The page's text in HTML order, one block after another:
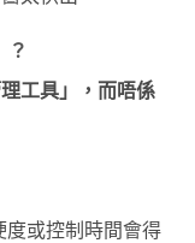
？
工具」，而唔係
度或控制時間會得